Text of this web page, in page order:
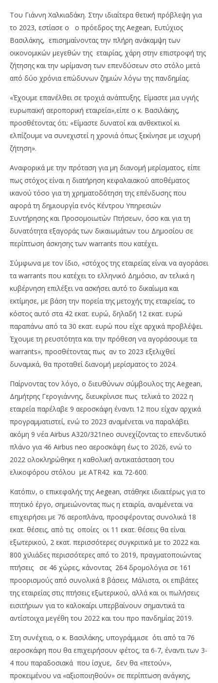
NOW VIEWING
Πως κατάφερε η Aegean να μπει σε μια ανοδική
17/03/2023
pressroom
Του Γιάννη Χαλκιαδάκη. Στην ιδιαίτερα θετική πρόβλεψη για
το 2023, εστίασε ο ο πρόεδρος της Aegean, Ευτύχιος
Βασιλάκης, επισημαίνοντας την πλήρη ανάκαμψη των
οικονομικών μεγεθών της εταιρίας, χάρη στην επιστροφή της
ζήτησης και την ωρίμανση των επενδύσεων στο στόλο μετά
από δύο χρόνια επώδυνων ζημιών λόγω της πανδημίας.
«Έχουμε επανέλθει σε τροχιά ανάπτυξης. Είμαστε μια υγιής
ευρωπαϊκή αεροπορική εταιρεία»,είπε ο κ. Βασιλάκης,
προσθέτοντας ότι: «Είμαστε δυνατοί και ανθεκτικοί κι
ελπίζουμε να συνεχιστεί η χρονιά όπως ξεκίνησε με ισχυρή
ζήτηση».
Αναφορικά με την πρόταση για μη διανομή μερίσματος, είπε
πως στόχος είναι η διατήρηση κεφαλαιακού αποθέματος
ικανού τόσο για τη χρηματοδότηση της επένδυσης που
αφορά τη δημιουργία ενός Κέντρου Υπηρεσιών
Συντήρησης και Προσομοιωτών Πτήσεων, όσο και για τη
δυνατότητα εξαγοράς των δικαιωμάτων του Δημοσίου σε
περίπτωση άσκησης των warrants που κατέχει.
Σύμφωνα με τον ίδιο, «στόχος της εταιρείας είναι να αγοράσει
τα warrants που κατέχει το ελληνικό Δημόσιο, αν τελικά η
κυβέρνηση επιλέξει να ασκήσει αυτό το δικαίωμα και
εκτίμησε, με βάση την πορεία της μετοχής της εταιρείας, το
κόστος αυτό στα 42 εκατ. ευρώ, δηλαδή 12 εκατ. ευρώ
παραπάνω από τα 30 εκατ. ευρώ που είχε αρχικά προβλέψει.
Έχουμε τη ρευστότητα και την πρόθεση να αγοράσουμε τα
warrants», προσθέτοντας πως αν το 2023 εξελιχθεί
δυναμικά, θα προταθεί διανομή μερίσματος το 2024.
Παίρνοντας τον λόγο, ο διευθύνων σύμβουλος της Aegean,
Δημήτρης Γερογιάννης, διευκρίνισε πως τελικά το 2022 η
εταιρεία παρέλαβε 9 αεροσκάφη έναντι 12 που είχαν αρχικά
προγραμματιστεί, ενώ το 2023 αναμένεται να παραλάβει
ακόμη 9 νέα Airbus A320/321neo συνεχίζοντας το επενδυτικό
πλάνο για 46 Airbus neo αεροσκάφη έως το 2026, ενώ το
2022 ολοκληρώθηκε η καθολική αντικατάσταση του
ελικοφόρου στόλου με ATR42 και 72-600.
Κατόπιν, ο επικεφαλής της Aegean, στάθηκε ιδιαιτέρως για το
πτητικό έργο, σημειώνοντας πως η εταιρία, αναμένεται να
επιχειρήσει με 76 αεροπλάνα, προσφέροντας συνολικά 18
εκατ. θέσεις, από τις οποίες οι 11 εκατ. θέσεις θα είναι
εξωτερικού, 2 εκατ. περισσότερες συγκριτικά με το 2022 και
800 χιλιάδες περισσότερες από το 2019, πραγματοποιώντας
πτήσεις σε 46 χώρες, κάνοντας 264 δρομολόγια σε 161
προορισμούς από συνολικά 8 βάσεις. Μάλιστα, οι επιβάτες
της εταιρείας στις πτήσεις εξωτερικού, αλλά και οι πωλήσεις
εισιτήριων για το καλοκαίρι υπερβαίνουν σημαντικά τα
αντίστοιχα μεγέθη του 2022 και του προ πανδημίας 2019.
Στη συνέχεια, ο κ. Βασιλάκης, υπογράμμισε ότι από τα 76
αεροσκάφη που θα επιχειρήσουν φέτος, τα 6-7, έναντι των 3-
4 που παραδοσιακά που ίσχυε, δεν θα «πετούν»,
προκειμένου να «αξιοποιηθούν» σε περίπτωση ανάγκης,